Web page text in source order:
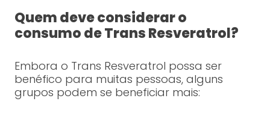
Quem deve considerar o
consumo de Trans Resveratrol?
Embora o Trans Resveratrol possa ser
benéfico para muitas pessoas, alguns
grupos podem se beneficiar mais: